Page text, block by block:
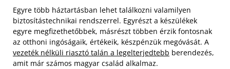
Egyre több háztartásban lehet találkozni valamilyen
biztosítástechnikai rendszerrel. Egyrészt a készülékek
egyre megfizethetőbbek, másrészt többen érzik fontosnak
az otthoni ingóságaik, értékeik, készpénzük megóvását. A
vezeték nélküli riasztó talán a legelterjedtebb berendezés,
amit már számos magyar család alkalmaz.